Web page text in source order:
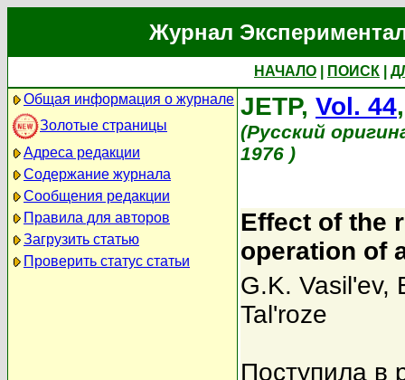
Журнал
НАЧАЛО ПОИСК
Общая информация о журнале
Золотые страницы
Адреса редакции
Содержание журнала
Сообщения редакции
Правила для авторов
Загрузить статью
Проверить статус статьи
JETP, Vol. 44
(Русский
1976 )
Effect of the
operation of
G.K. Vasil'ev,
Tal'roze
Поступила в